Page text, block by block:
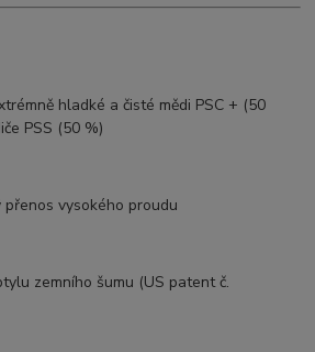
hladké a čisté mědi PSC + (50
PSS (50 %)
přenos vysokého proudu
zemního šumu (US patent č.